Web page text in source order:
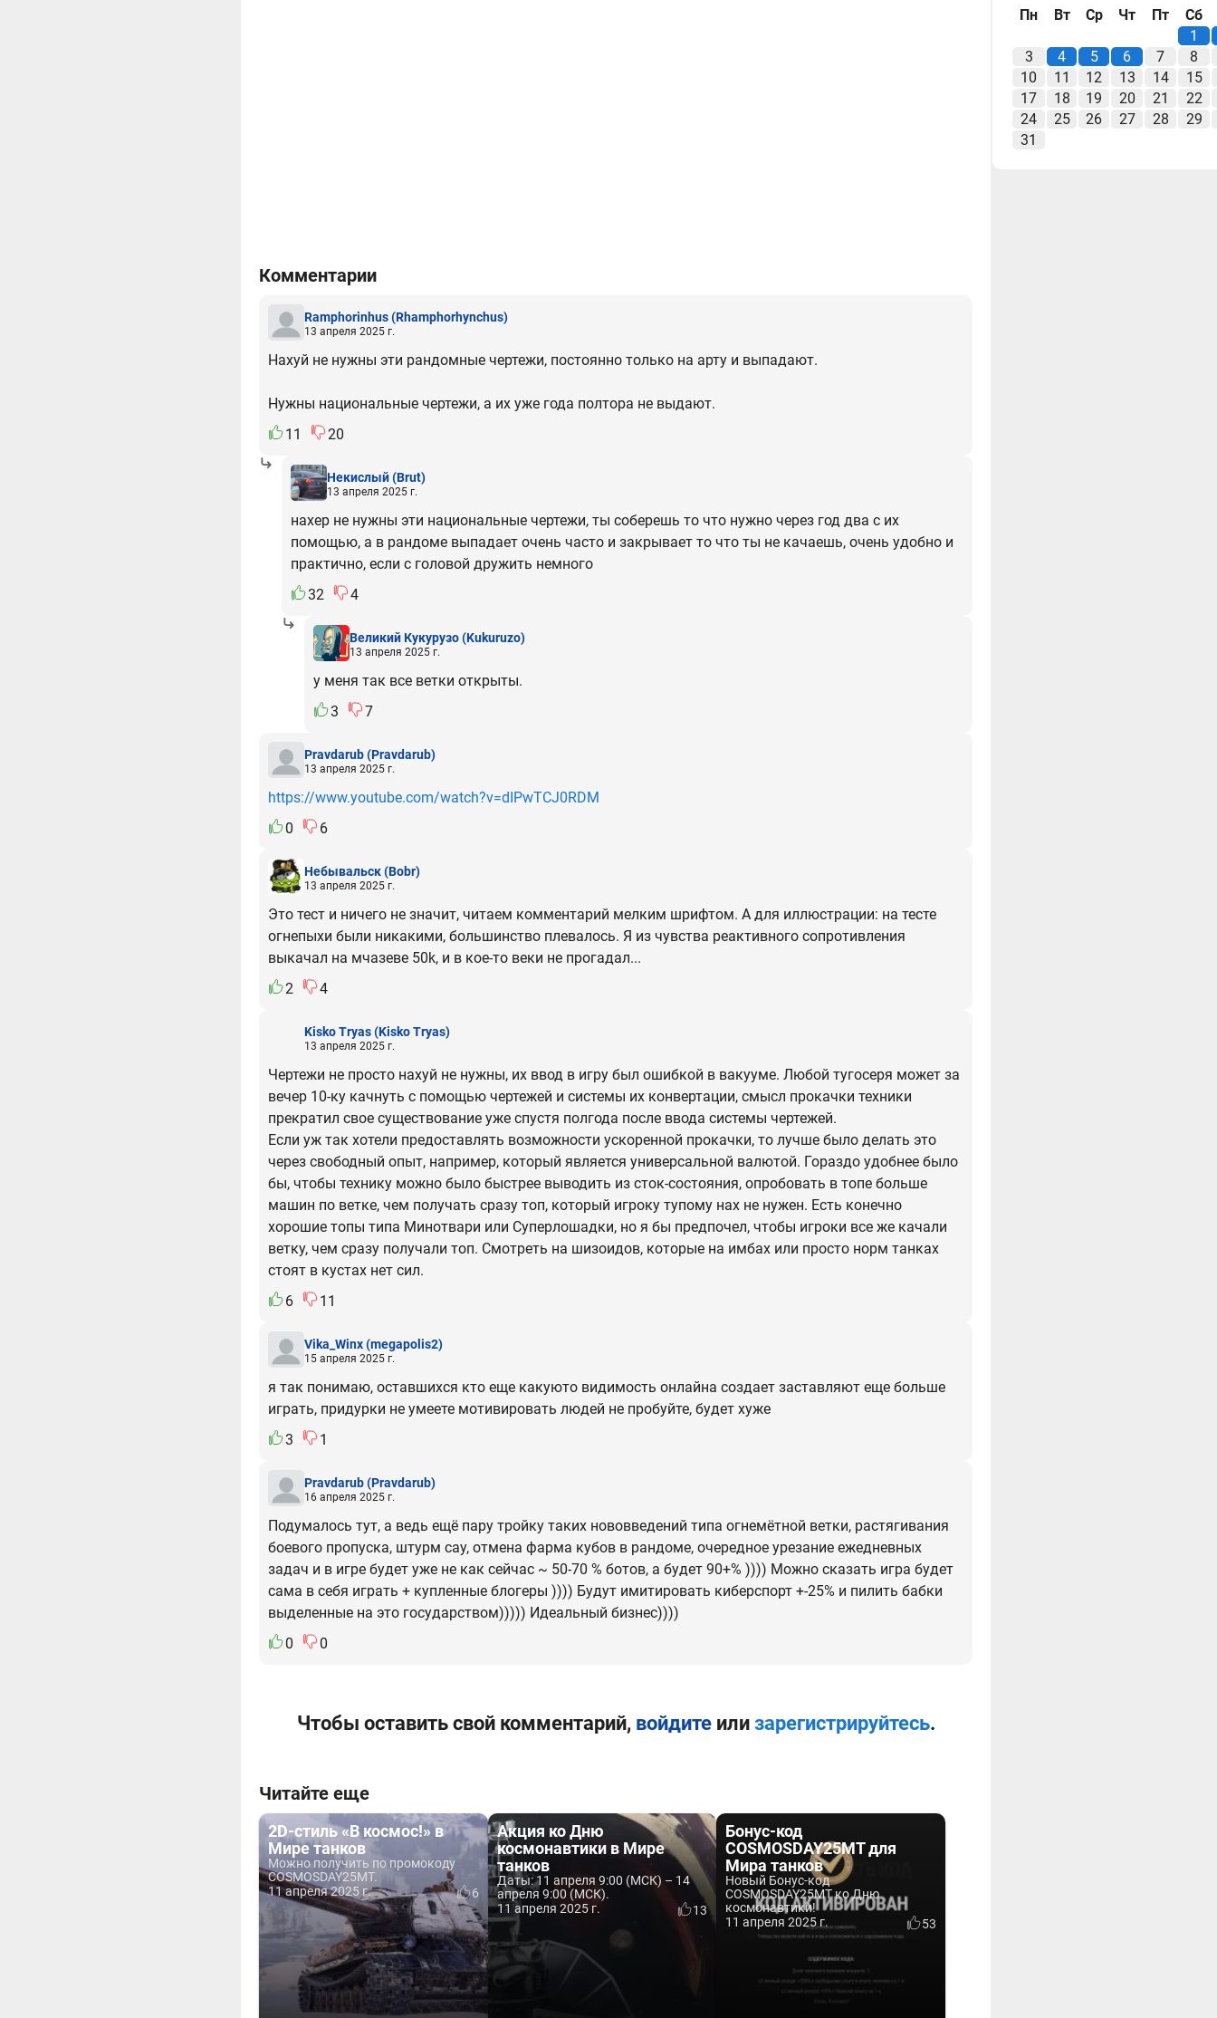
Комментарии
Ramphorinhus(Rhamphorhynchus)
13 апреля 2025 г.
Нахуй не нужны эти рандомные чертежи, постоянно только на арту и выпадают.
Нужны национальные чертежи, а их уже года полтора не выдают.
11
20
Некислый(Brut)
13 апреля 2025 г.
нахер не нужны эти национальные чертежи, ты соберешь то что нужно через год два с их
помощью, а в рандоме выпадает очень часто и закрывает то что ты не качаешь, очень удобно и
практично, если с головой дружить немного
32
4
Великий Кукурузо(Kukuruzo)
13 апреля 2025 г.
у меня так все ветки открыты.
3
7
Pravdarub(Pravdarub)
13 апреля 2025 г.
https://www.youtube.com/watch?v=dIPwTCJ0RDM
0
6
Небывальск(Bobr)
13 апреля 2025 г.
Это тест и ничего не значит, читаем комментарий мелким шрифтом. А для иллюстрации: на тесте
огнепыхи были никакими, большинство плевалось. Я из чувства реактивного сопротивления
выкачал на мчазеве 50k, и в кое-то веки не прогадал...
2
4
Kisko Tryas(Kisko Tryas)
13 апреля 2025 г.
Чертежи не просто нахуй не нужны, их ввод в игру был ошибкой в вакууме. Любой тугосеря может за
вечер 10-ку качнуть с помощью чертежей и системы их конвертации, смысл прокачки техники
прекратил свое существование уже спустя полгода после ввода системы чертежей.
Если уж так хотели предоставлять возможности ускоренной прокачки, то лучше было делать это
через свободный опыт, например, который является универсальной валютой. Гораздо удобнее было
бы, чтобы технику можно было быстрее выводить из сток-состояния, опробовать в топе больше
машин по ветке, чем получать сразу топ, который игроку тупому нах не нужен. Есть конечно
хорошие топы типа Минотвари или Суперлошадки, но я бы предпочел, чтобы игроки все же качали
ветку, чем сразу получали топ. Смотреть на шизоидов, которые на имбах или просто норм танках
стоят в кустах нет сил.
6
11
Vika_Winx(megapolis2)
15 апреля 2025 г.
я так понимаю, оставшихся кто еще какуюто видимость онлайна создает заставляют еще больше
играть, придурки не умеете мотивировать людей не пробуйте, будет хуже
3
1
Pravdarub(Pravdarub)
16 апреля 2025 г.
Подумалось тут, а ведь ещё пару тройку таких нововведений типа огнемётной ветки, растягивания
боевого пропуска, штурм сау, отмена фарма кубов в рандоме, очередное урезание ежедневных
задач и в игре будет уже не как сейчас ~ 50-70 % ботов, а будет 90+% )))) Можно сказать игра будет
сама в себя играть + купленные блогеры )))) Будут имитировать киберспорт +-25% и пилить бабки
выделенные на это государством))))) Идеальный бизнес))))
0
0
Чтобы оставить свой комментарий, войдитеили зарегистрируйтесь.
Читайте еще
2D-стиль «В космос!» в
Мире танков
Можно получить по промокоду
COSMOSDAY25MT.
11 апреля 2025 г.
6
Акция ко Дню
космонавтики в Мире
танков
Даты: 11 апреля 9:00 (МСК) – 14
апреля 9:00 (МСК).
11 апреля 2025 г.
13
Бонус-код
COSMOSDAY25MT для
Мира танков
Новый Бонус-код
COSMOSDAY25MT ко Дню
космонавтики!
11 апреля 2025 г.
53
Пн Вт Ср Чт Пт
Сб
1
3
4 5 6 7
8
10
11 12 13 14
15
17
18 19 20 21
22
24
25 26 27 28
29
31